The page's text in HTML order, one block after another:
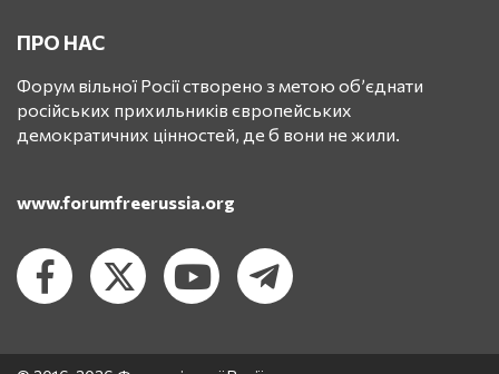
ПРО НАС
Форум вільної Росії створено з метою об’єднати
російських прихильників європейських
демократичних цінностей, де б вони не жили.
www.forumfreerussia.org